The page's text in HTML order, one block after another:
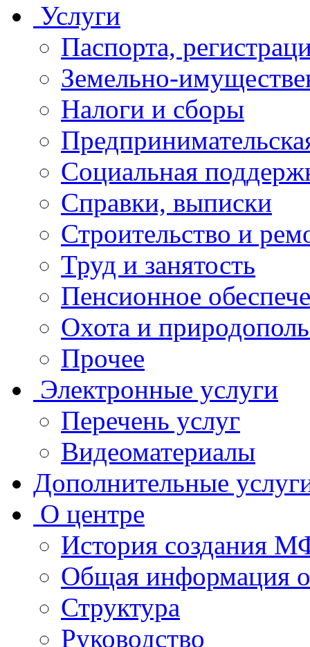
Услуги
Паспорта,
Земельно-
Налоги и сборы
Социальная
Справки, выписки
Строительство и
Труд и занятость
Пенсионное
Охота и
Прочее
Электронные услуги
Перечень услуг
Видеоматериалы
Дополнительные
О центре
История создания
Общая
Структура
Руководство